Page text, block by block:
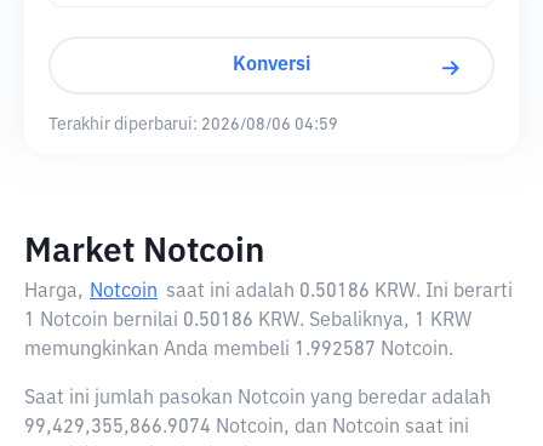
Konversi
Terakhir diperbarui: 2026/08/06 04:59
Market Notcoin
Harga, Notcoin saat ini adalah 0.50186 KRW. Ini berarti
1 Notcoin bernilai 0.50186 KRW. Sebaliknya, 1 KRW
memungkinkan Anda membeli 1.992587 Notcoin.
Saat ini jumlah pasokan Notcoin yang beredar adalah
99,429,355,866.9074 Notcoin, dan Notcoin saat ini